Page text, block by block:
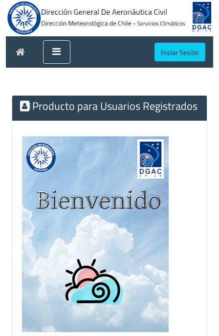
Iniciar Sesión
Producto para Usuarios Registrados